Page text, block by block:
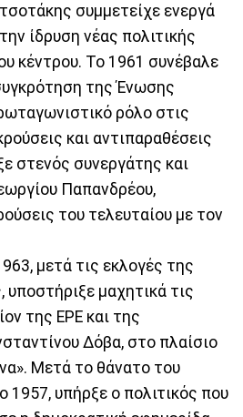
συμμετείχε ενεργά
ίδρυση νέας πολιτικής
κέντρου. Το 1961 συνέβαλε
της Ένωσης
ρόλο στις
και αντιπαραθέσεις
στενός συνεργάτης και
Παπανδρέου,
του τελευταίου με τον
μετά τις εκλογές της
υποστήριξε μαχητικά τις
της ΕΡΕ και της
Δόβα, στο πλαίσιο
Μετά το θάνατο του
1957, υπήρξε ο πολιτικός που